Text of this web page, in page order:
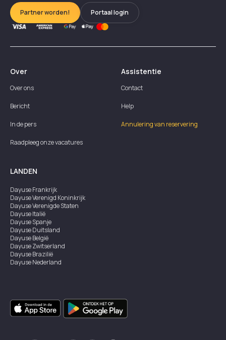
Partner worden! Portaal login
Over
Over ons
Bericht
In de pers
Raadpleeg onze vacatures
Assistentie
Contact
Help
Annulering van reservering
LANDEN
DayuseFrankrijk
DayuseVerenigd Koninkrijk
DayuseVerenigde Staten
DayuseItalië
DayuseSpanje
DayuseDuitsland
DayuseBelgië
DayuseZwitserland
DayuseBrazilië
DayuseNederland
DayuseCanada
DayuseSingapore
DayuseZweden